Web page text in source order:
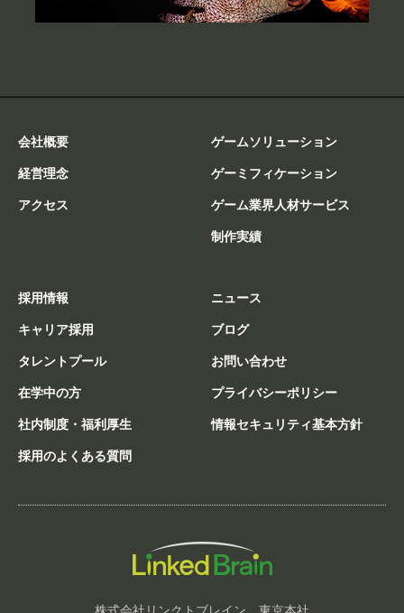
会社概要
経営理念
アクセス
ゲームソリューション
ゲーミフィケーション
ゲーム業界人材サービス
制作実績
採用情報
キャリア採用
タレントプール
在学中の方
社内制度・福利厚生
採用のよくある質問
ニュース
ブログ
お問い合わせ
プライバシーポリシー
情報セキュリティ基本方針